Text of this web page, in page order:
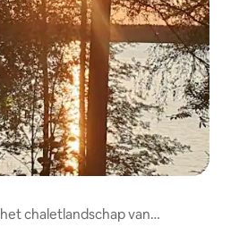
chaletlandschap van